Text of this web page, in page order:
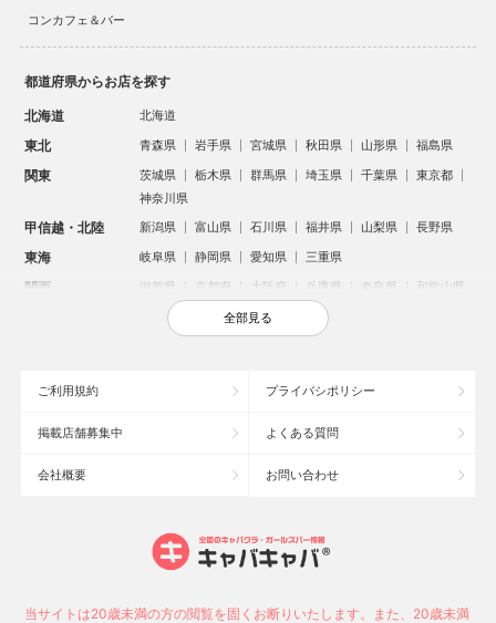
コンカフェ＆バー
都道府県からお店を探す
北海道 北海道
東北 青森県 岩手県 宮城県 秋田県 山形県 福島県
関東 茨城県 栃木県 群馬県 埼玉県 千葉県
東京都
神奈川県
甲信越・北陸 新潟県 富山県 石川県 福井県 山梨県 長野県
東海 岐阜県 静岡県 愛知県 三重県
関西 滋賀県 京都府 大阪府 兵庫県 奈良県 和歌山県
鳥取県 島根県 岡山県 広島県
沖縄県
大宮のキャバクラ
新潟市のキャバクラ
高崎市のキャバクラ
全部見る
ご利用規約 プライバシポリシー
掲載店舗募集中 よくある質問
会社概要 お問い合わせ
当サイトは20歳未満の方の閲覧を固くお断りいたします。また、20歳未満